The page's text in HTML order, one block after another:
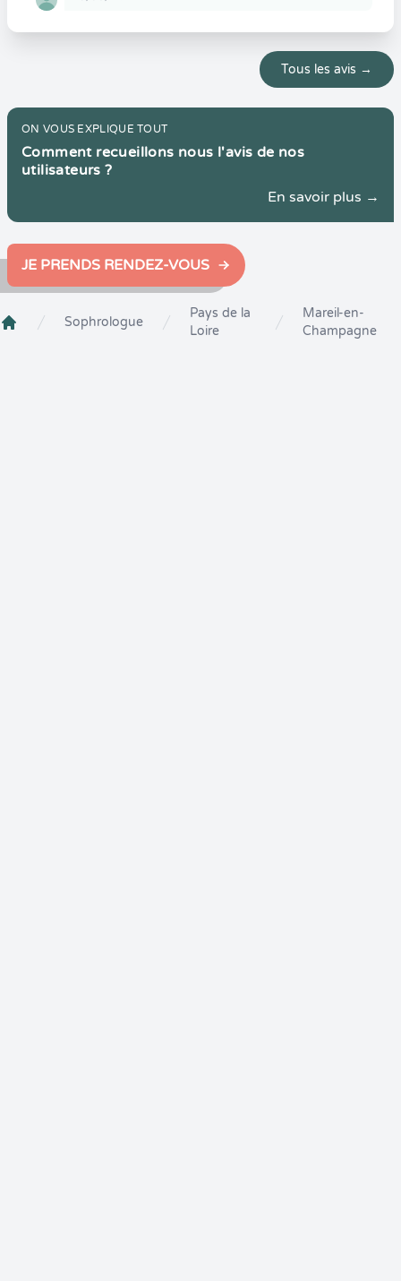
Tous les avis →
ON VOUS EXPLIQUE TOUT
Comment recueillons nous l'avis de nos
utilisateurs ?
En savoir plus →
JE PRENDS RENDEZ-VOUS
Sophrologue
Pays de la
Loire
Mareil-en-
Champagne